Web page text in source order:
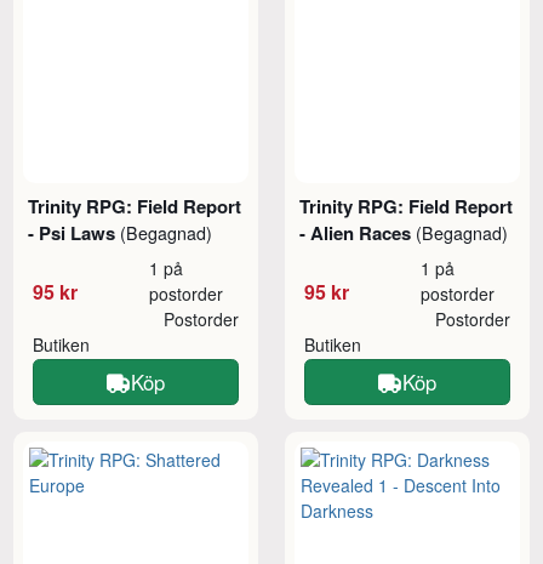
Trinity RPG: Field Report
- Psi Laws (Begagnad)
95 kr
1 på
postorder
Butiken
Postorder
Köp
Trinity RPG: Field Report
- Alien Races (Begagnad)
95 kr
1 på
postorder
Butiken
Postorder
Köp